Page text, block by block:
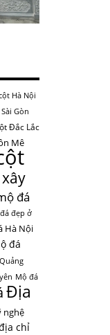
Hà Nội
Gòn
Đắc Lắc
Mê
đá
đẹp ở
Hà Nội
đá
Mộ đá
Địa
nghệ
chỉ